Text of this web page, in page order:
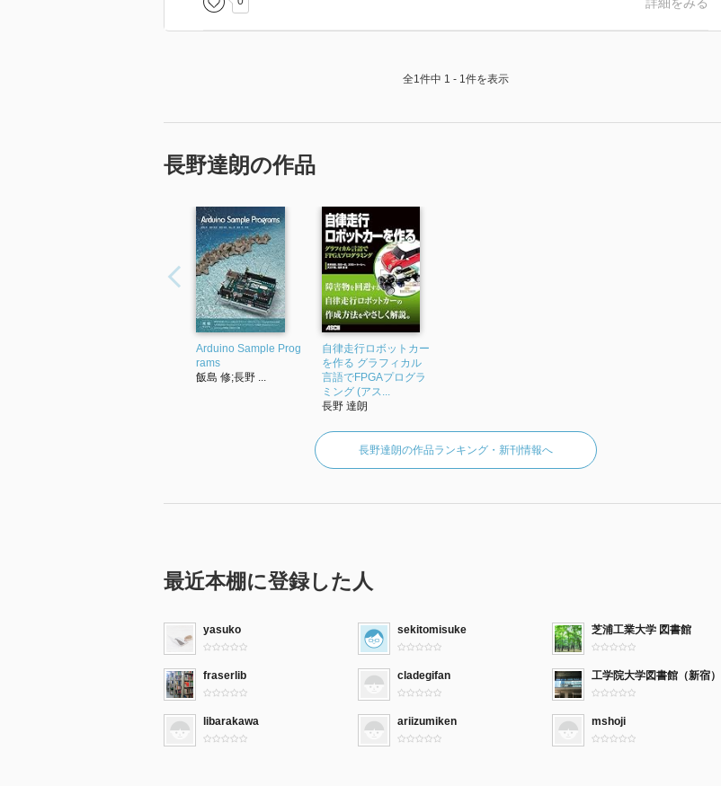
全1件中 1 - 1件を表示
長野達朗の作品
Arduino Sample Prog
rams
飯島 修;長野 ...
自律走行ロボットカー
を作る グラフィカル
言語でFPGAプログラ
ミング (アス...
長野 達朗
長野達朗の作品ランキング・新刊情報へ
最近本棚に登録した人
yasuko sekitomisuke 芝浦工業大学 図書館
fraserlib cladegifan 工学院大学図書館（新宿）
libarakawa ariizumiken mshoji